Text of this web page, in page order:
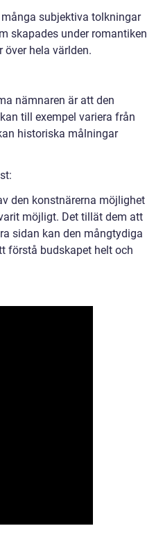
subjektiva tolkningar
skapades under romantiken
hela världen.
nämnaren är att den
till exempel variera från
historiska målningar
den konstnärerna möjlighet
möjligt. Det tillät dem att
sidan kan den mångtydiga
förstå budskapet helt och